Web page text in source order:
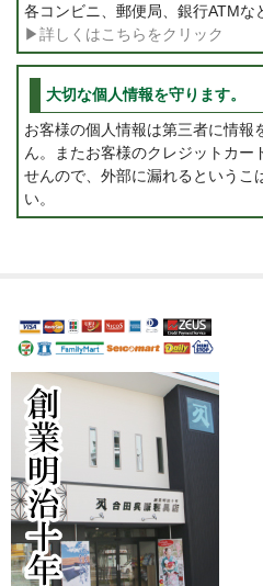
各コンビニ、郵便局、銀行ATMな
▶詳しくはこちらをクリック
大切な個人情報を守ります。
お客様の個人情報は第三者に情報
ん。またお客様のクレジットカー
せんので、外部に漏れるというこ
い。